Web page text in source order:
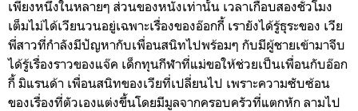
เพียงหนึ่งในหลายๆ ส่วนของหนังเท่านั้น เวลาเกือบสองชั่วโมง
เต็มไม่ได้เวียนวนอยู่เฉพาะเรื่องของอ๊อกกี้ เรายังได้รู้ธุระของ เวีย
พี่สาวที่กำลังมีปัญหากับเพื่อนสนิทไปพร้อมๆ กับมีผู้ชายเข้ามาจีบ
ได้รู้เรื่องราวของแจ๊ค เด็กทุนกีฬาที่แม่ขอให้ช่วยเป็นเพื่อนกับอ๊อก
กี้ มิแรนด้า เพื่อนสนิทของเวียที่เปลี่ยนไป เพราะความซับซ้อน
ของเรื่องที่ตัวเองแต่งขึ้นโดยมีมูลจากครอบครัวที่แตกหัก ลามไป